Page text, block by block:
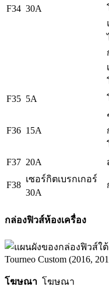
F34 30A
F35 5A
F36 15A
F37 20A
F38
เซอร์กิตเบรกเกอร์
30A
กล่องฟิวส์ห้องเครื่อง
โฆษณา โฆษณา